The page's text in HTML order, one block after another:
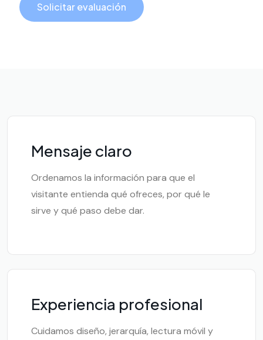
Solicitar evaluación
Mensaje claro
Ordenamos la información para que el
visitante entienda qué ofreces, por qué le
sirve y qué paso debe dar.
Experiencia profesional
Cuidamos diseño, jerarquía, lectura móvil y